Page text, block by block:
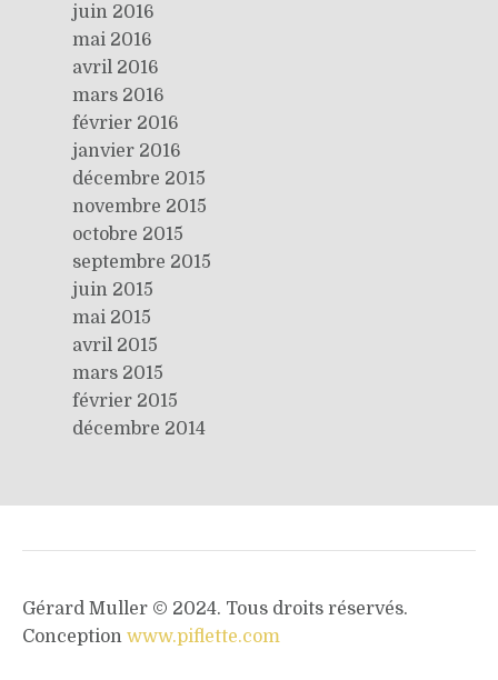
juin 2016
mai 2016
avril 2016
mars 2016
février 2016
janvier 2016
décembre 2015
novembre 2015
octobre 2015
septembre 2015
juin 2015
mai 2015
avril 2015
mars 2015
février 2015
décembre 2014
Gérard Muller © 2024. Tous droits réservés.
Conception www.piflette.com